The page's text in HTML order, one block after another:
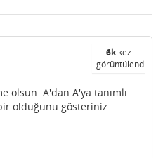
6kkez
görüntülendi
olsun. A'dan A'ya tanımlı
olduğunu gösteriniz.